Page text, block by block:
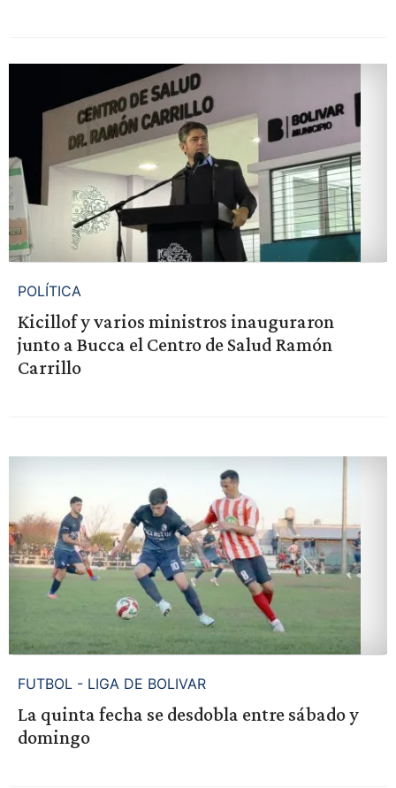
POLÍTICA
Kicillof y varios ministros inauguraron
junto a Bucca el Centro de Salud Ramón
Carrillo
FUTBOL - LIGA DE BOLIVAR
La quinta fecha se desdobla entre sábado y
domingo